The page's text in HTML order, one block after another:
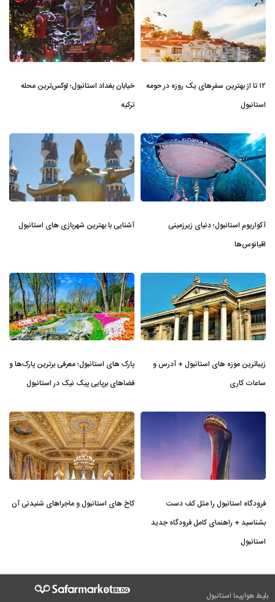
۱۲ تا از بهترین سفرهای یک روزه در حومه
استانبول
خیابان بغداد استانبول؛ لوکس‌ترین محله
ترکیه
آکواریوم استانبول؛ دنیای زیرزمینی
اقیانوس‌ها
آشنایی با بهترین شهربازی های استانبول
زیباترین موزه‌ های استانبول + آدرس و
ساعات کاری
پارک های استانبول؛ معرفی برترین پارک‌ها و
فضاهای برپایی پیک نیک در استانبول
فرودگاه استانبول را مثل کف دست
بشناسید + راهنمای کامل فرودگاه جدید
استانبول
کاخ های استانبول و ماجراهای شنیدنی آن
بلیط هواپیما استانبول